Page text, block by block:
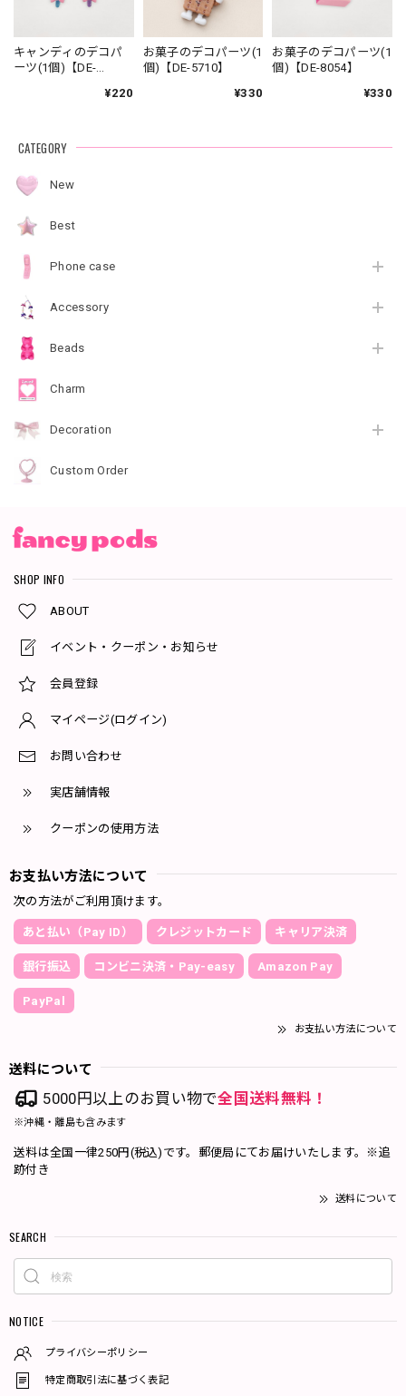
キャンディのデコパ
ーツ(1個)【DE-
¥220
お菓子のデコパーツ(1
個)【DE-5710】
¥330
お菓子のデコパーツ(1
個)【DE-8054】
¥330
CATEGORY
New
Best
Phone case
Accessory
Beads
Charm
Decoration
Custom Order
SHOP INFO
ABOUT
イベント・クーポン・お知らせ
会員登録
マイページ(ログイン)
お問い合わせ
実店舗情報
クーポンの使用方法
お支払い方法について
次の方法がご利用頂けます。
あと払い（Pay ID） クレジットカード キャリア決済
銀行振込 コンビニ決済・Pay-easy Amazon Pay
PayPal
お支払い方法について
送料について
5000円以上のお買い物で全国送料無料！
※沖縄・離島も含みます
送料は全国一律250円(税込)です。郵便局にてお届けいたします。※追
跡付き
送料について
SEARCH
NOTICE
プライバシーポリシー
特定商取引法に基づく表記